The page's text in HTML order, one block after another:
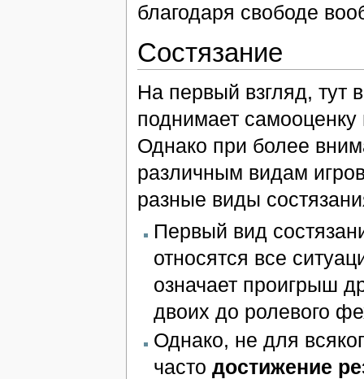
благодаря свободе
Состязание
На первый взгляд, тут
поднимает
Однако при более
различным видам
разные виды
Первый вид
относятся все
означает проигрыш
двоих до ролевого
Однако, не для
часто достижение